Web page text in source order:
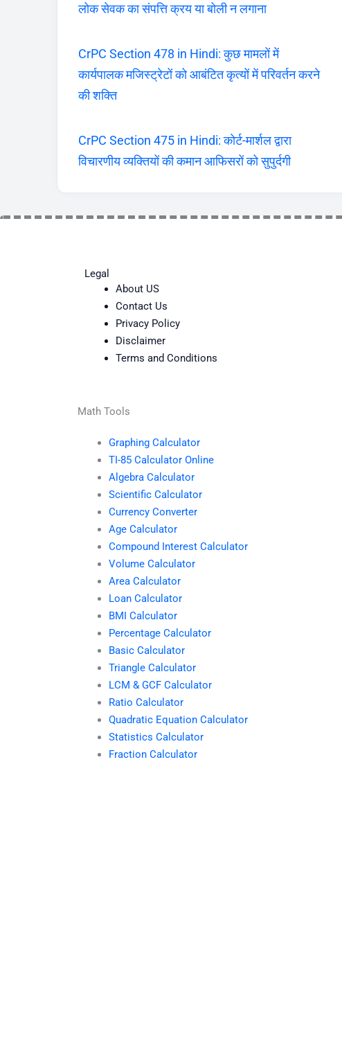
लोक सेवक का संपत्ति क्रय या बोली न लगाना
CrPC Section 478 in Hindi: कुछ मामलों में
कार्यपालक मजिस्ट्रेटों को आबंटित कृत्यों में परिवर्तन करने
की शक्ति
CrPC Section 475 in Hindi: कोर्ट-मार्शल द्वारा
विचारणीय व्यक्तियों की कमान आफिसरों को सुपुर्दगी
Legal
About US
Contact Us
Privacy Policy
Disclaimer
Terms and Conditions
Math Tools
Graphing Calculator
TI-85 Calculator Online
Algebra Calculator
Scientific Calculator
Currency Converter
Age Calculator
Compound Interest Calculator
Volume Calculator
Area Calculator
Loan Calculator
BMI Calculator
Percentage Calculator
Basic Calculator
Triangle Calculator
LCM & GCF Calculator
Ratio Calculator
Quadratic Equation Calculator
Statistics Calculator
Fraction Calculator